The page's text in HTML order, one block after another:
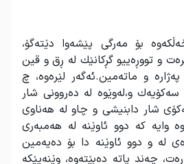
بۆ مەرگی پێشەوا دێتەگۆ،
و تووڕەییو گڕكانێك لە ڕق و قین
و ماتەمین.ئەگەر لێرەوە، چ
و،لەوێوە لە دەروونی شار
شار دابنیشی و چاو لە هەناوی
وایە كە دوو ئاوێنە لە هەمبەری
لە و دوو ئاوێنە دا بۆ دەیەمین
چەند پاتە دەبێتەوە، وێنەیێكە